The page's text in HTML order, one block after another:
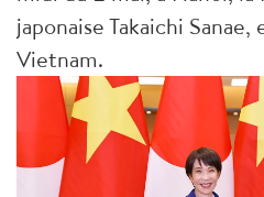
japonaise Takaichi
Vietnam.